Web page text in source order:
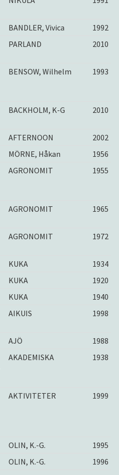
BANDLER, Vivica
1992
PARLAND 2010
BENSOW, Wilhelm 1993
BACKHOLM, K-G 2010
AFTERNOON
2002
MÖRNE, Håkan
1956
AGRONOMIT 1955
AGRONOMIT 1965
AGRONOMIT 1972
KUKA
1934
KUKA
1920
KUKA
1940
AIKUIS 1998
AJÖ
1988
AKADEMISKA 1938
AKTIVITETER 1999
OLIN, K.-G.
1995
OLIN, K.-G.
1996